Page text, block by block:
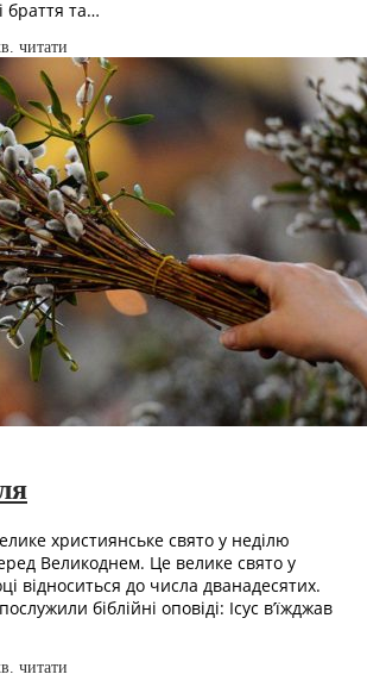
браття та…
читати
християнське свято у неділю
Великоднем. Це велике свято у
відноситься до числа дванадесятих.
біблійні оповіді: Ісус в’їжджав
читати